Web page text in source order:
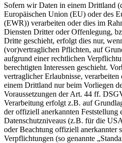
Sofern wir Daten in einem Drittland
Europäischen Union (EU) oder des
(EWR)) verarbeiten oder dies im
Diensten Dritter oder Offenlegung,
Dritte geschieht, erfolgt dies nur,
(vor)vertraglichen Pflichten, auf
aufgrund einer rechtlichen
berechtigten Interessen geschieht.
vertraglicher Erlaubnisse,
einem Drittland nur beim Vorliegen
Voraussetzungen der Art. 44 ff.
Verarbeitung erfolgt z.B. auf
der offiziell anerkannten Feststellung
Datenschutzniveaus (z.B. für die
oder Beachtung offiziell anerkannter
Verpflichtungen (so genannte